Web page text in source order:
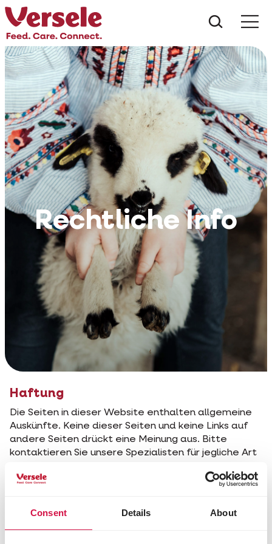
Consent Details About
Rechtliche Info
Haftung
Die Seiten in dieser Website enthalten allgemeine
Auskünfte. Keine dieser Seiten und keine Links auf
andere Seiten drückt eine Meinung aus. Bitte
kontaktieren Sie unsere Spezialisten für jegliche Art
einzige Zuständige für irgendwelche Entscheidung.